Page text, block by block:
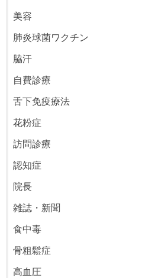
美容
肺炎球菌ワクチン
脇汗
自費診療
舌下免疫療法
花粉症
訪問診療
認知症
院長
雑誌・新聞
食中毒
骨粗鬆症
高血圧